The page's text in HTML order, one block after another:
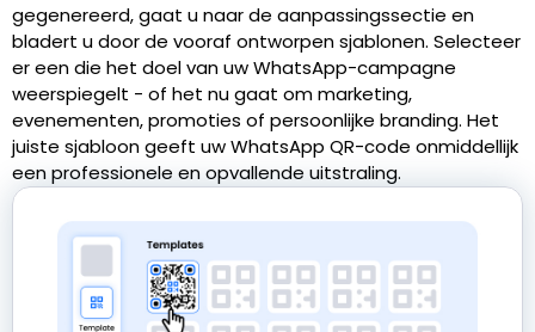
gegenereerd, gaat u naar de aanpassingssectie en
bladert u door de vooraf ontworpen sjablonen. Selecteer
er een die het doel van uw WhatsApp-campagne
weerspiegelt - of het nu gaat om marketing,
evenementen, promoties of persoonlijke branding. Het
juiste sjabloon geeft uw WhatsApp QR-code onmiddellijk
een professionele en opvallende uitstraling.